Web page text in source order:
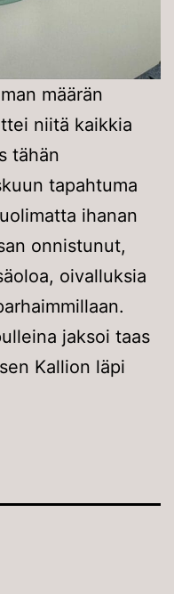
määrän
niitä kaikkia
tähän
tapahtuma
ihanan
onnistunut,
oivalluksia
jaksoi taas
Kallion läpi